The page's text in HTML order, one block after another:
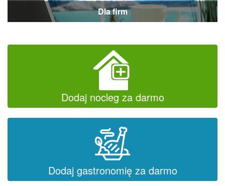
Dla firm
Dodaj nocleg za darmo
Dodaj gastronomię za darmo